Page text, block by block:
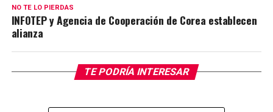
NO TE LO PIERDAS
INFOTEP y Agencia de Cooperación de Corea establecen
alianza
TE PODRÍA INTERESAR